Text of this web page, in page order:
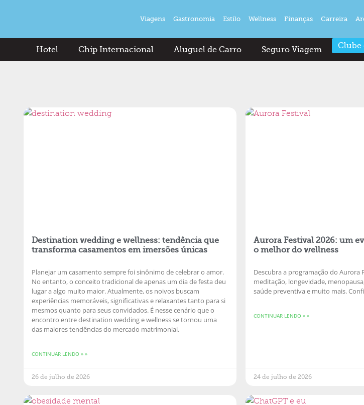
Viagens Gastronomia Estilo Wellness Finanças Carreira
Hotel Chip Internacional Aluguel de Carro Seguro Viagem Clube
Destination wedding e wellness: tendência que
transforma casamentos em imersões únicas
Planejar um casamento sempre foi sinônimo de celebrar o amor.
No entanto, o conceito tradicional de apenas um dia de festa deu
lugar a algo muito maior. Atualmente, os noivos buscam
experiências memoráveis, significativas e relaxantes tanto para si
mesmos quanto para seus convidados. É nesse cenário que o
encontro entre destination wedding e wellness se tornou uma
das maiores tendências do mercado matrimonial.
CONTINUAR LENDO » »
26 de julho de 2026
Aurora Festival 2026: um
o melhor do wellness
Descubra a programação do Aurora
meditação, longevidade,
saúde preventiva e muito mais.
CONTINUAR LENDO » »
24 de julho de 2026